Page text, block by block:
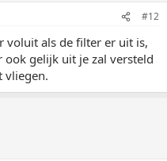
#12
voluit als de filter er uit is,
ook gelijk uit je zal versteld
vliegen.